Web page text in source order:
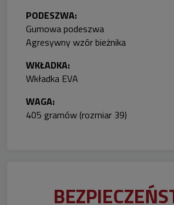
PODESZWA:
Gumowa podeszwa
Agresywny wzór bieżnika
WKŁADKA:
Wkładka EVA
WAGA:
405 gramów (rozmiar 39)